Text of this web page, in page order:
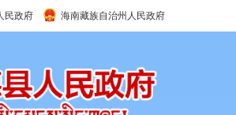
民政府 海南藏族自治州人民政府